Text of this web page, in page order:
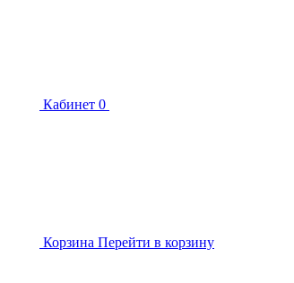
Кабинет 0
Корзина Перейти в корзину